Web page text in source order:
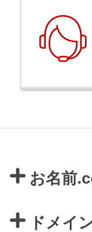
お名前
ドメイ